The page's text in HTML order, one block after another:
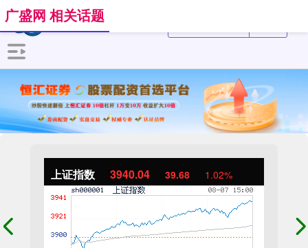
上证指数 3940.04 39.68 1.02%
广盛网 相关话题